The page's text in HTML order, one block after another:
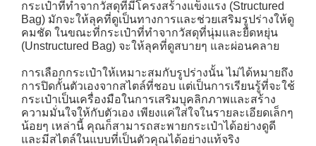
กระเป๋าที่ทำจากวัสดุที่มีโครงสร้างแข็งแรง (Structured
Bag) มักจะให้ลุคที่ดูเป็นทางการและช่วยเสริมรูปร่างให้ดู
คมชัด ในขณะที่กระเป๋าที่ทำจากวัสดุที่นุ่มและยืดหยุ่น
(Unstructured Bag) จะให้ลุคที่ดูสบายๆ และผ่อนคลาย
การเลือกกระเป๋าให้เหมาะสมกับรูปร่างนั้น ไม่ได้หมายถึง
การปิดกั้นตัวเองจากสไตล์ที่ชอบ แต่เป็นการเรียนรู้ที่จะใช้
กระเป๋าเป็นเครื่องมือในการเสริมบุคลิกภาพและสร้าง
ความมั่นใจให้กับตัวเอง เพียงแค่ใส่ใจในรายละเอียดเล็กๆ
น้อยๆ เหล่านี้ คุณก็สามารถสะพายกระเป๋าได้อย่างดูดี
และมีสไตล์ในแบบที่เป็นตัวคุณได้อย่างแท้จริง